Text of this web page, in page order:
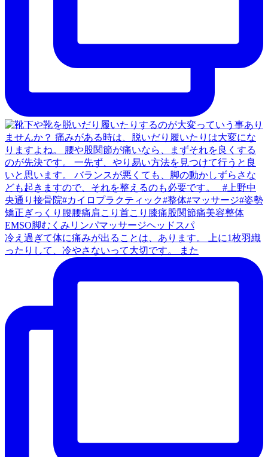
冷え過ぎて体に痛みが出ることは、あります。 上に1枚羽織
ったりして、冷やさないって大切です。 また